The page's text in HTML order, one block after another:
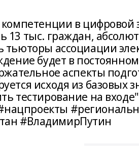
в цифровой
13 тыс. граждан,
тьюторы ассоциации
будет в
аспекты
исходя из базовых
тестирование на
#ВладимирПутин